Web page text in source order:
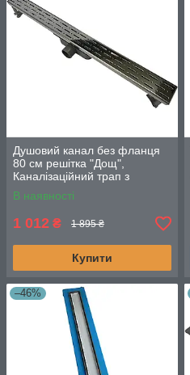
Душовий канал без фланця
80 см решітка "Дощ",
Каналізаційний трап з
подвійним гідрозатвором
В наявності
1 012 ₴ 1 895 ₴
Купити
–46%